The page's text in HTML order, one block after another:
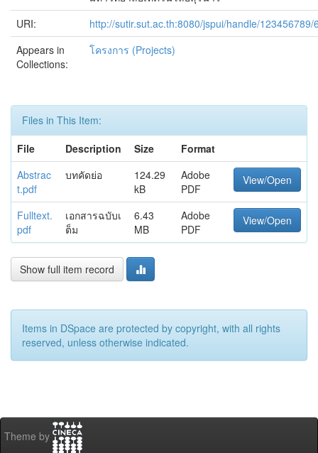
URI:
http://sutir.sut.ac.th:8080/jspui/handle/123456789/
Appears in
Collections:
โครงการ (Projects)
Files in This Item:
File
Description Size
Format
Abstrac
t.pdf
บทคัดย่อ
124.29
kB
Adobe
PDF
View/Open
Fulltext.
pdf
เอกสารฉบับเ
ต็ม
6.43
MB
Adobe
PDF
View/Open
Show full item record
Items in DSpace are protected by copyright, with all rights
reserved, unless otherwise indicated.
Theme by